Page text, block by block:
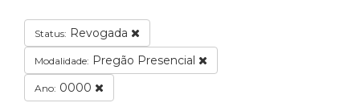
Status: Revogada
Modalidade: Pregão Presencial
Ano: 0000